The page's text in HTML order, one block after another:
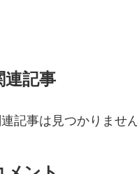
連記事
記事は見つかりませ